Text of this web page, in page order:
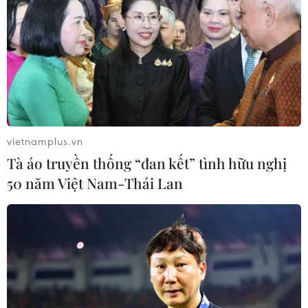
06/07/2022 01:22
Bộ trưởng Ngoại giao và Quan hệ Kinh tế Đối ngoại
Hungary khẳng định nếu nguồn cung năng lượng từ
Nga ngừng hoàn toàn, Hungary sẽ không đủ khả năng
có nguồn năng lượng thay thế.
vietnamplus.vn
Tà áo truyền thống “đan kết” tình hữu nghị
50 năm Việt Nam-Thái Lan